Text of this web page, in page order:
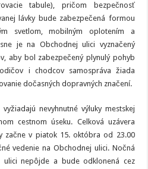
tabule), pričom bezpečnosť
lávky bude zabezpečená formou
svetlom, mobilným oplotením a
je na Obchodnej ulici vyznačený
aby bol zabezpečený plynulý pohyb
i chodcov samospráva žiada
dočasných dopravných značení.
nevyhnutné výluky mestskej
cestnom úseku. Celková uzávera
začne v piatok 15. októbra od 23.00
vedenie na Obchodnej ulici. Nočná
nepôjde a bude odklonená cez